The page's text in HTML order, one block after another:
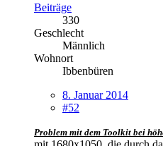
Beiträge
330
Geschlecht
Männlich
Wohnort
Ibbenbüren
8. Januar 2014
#52
Problem mit dem Toolkit bei